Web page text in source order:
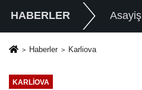
HABERLER Asayiş
Haberler Karliova
KARLIOVA